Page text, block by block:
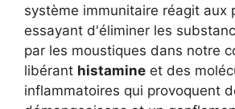
système immunitaire réagit aux
essayant d'éliminer les
par les moustiques dans notre
libérant histamine et des
inflammatoires qui provoquent